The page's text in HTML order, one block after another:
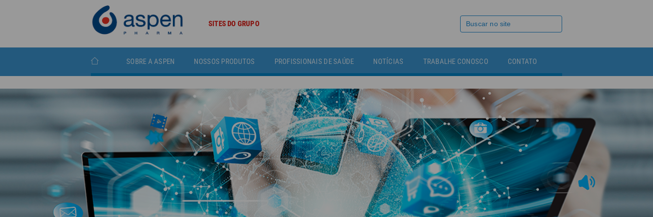
SITES DO GRUPO
SOBRE A ASPEN NOSSOS PRODUTOS PROFISSIONAIS DE SAÚDE NOTÍCIAS TRABALHE CONOSCO CONTATO